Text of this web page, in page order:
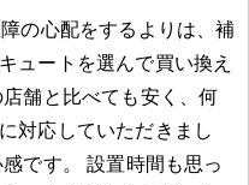
の心配をするよりは、補
ュートを選んで買い換え
舗と比べても安く、何
対応していただきまし
です。 設置時間も思っ